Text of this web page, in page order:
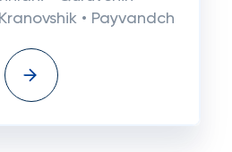
• Payvandch